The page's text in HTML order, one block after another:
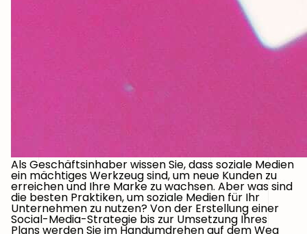
Als Geschäftsinhaber wissen Sie, dass soziale Medien
ein mächtiges Werkzeug sind, um neue Kunden zu
erreichen und Ihre Marke zu wachsen. Aber was sind
die besten Praktiken, um soziale Medien für Ihr
Unternehmen zu nutzen? Von der Erstellung einer
Social-Media-Strategie bis zur Umsetzung Ihres
Plans werden Sie im Handumdrehen auf dem Weg